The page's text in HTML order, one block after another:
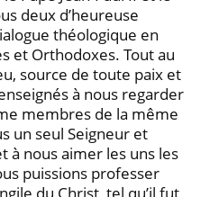
deux d’heureuse
théologique en
et Orthodoxes. Tout au
source de toute paix et
à nous regarder
membres de la même
un seul Seigneur et
à nous aimer les uns les
puissions professer
du Christ, tel qu’il fut